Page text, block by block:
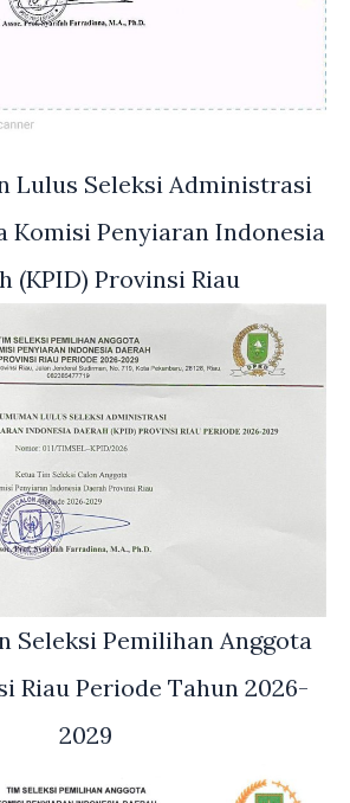
Lulus Seleksi Administrasi
Komisi Penyiaran Indonesia
(KPID) Provinsi Riau
Seleksi Pemilihan Anggota
Riau Periode Tahun 2026-
2029